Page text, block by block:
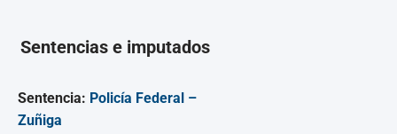
Sentencias e imputados
Sentencia: Policía Federal –
Zuñiga